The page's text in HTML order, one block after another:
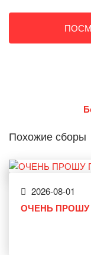
Похожие сборы
2026-08-01
ОЧЕНЬ